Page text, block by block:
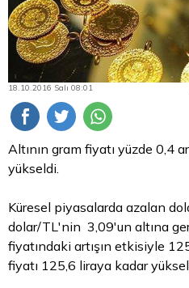
18.10.2016 Salı 08:01
Altının gram fiyatı yüzde 0,4
yükseldi.
Küresel piyasalarda azalan
dolar/TL'nin 3,09'un altına
fiyatındaki artışın etkisiyle
fiyatı 125,6 liraya kadar